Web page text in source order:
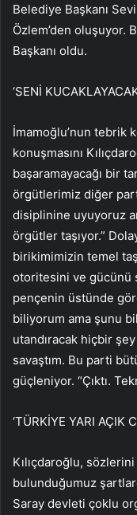
Belediye Başkanı
Özlem’den oluşuyor.
Başkanı oldu.
‘SENİ
İmamoğlu’nun tebrik
konuşmasını
başaramayacağı bir
örgütlerimiz diğer
disiplinine uyuyoruz
örgütler taşıyor.”
birikimimizin temel
otoritesini ve gücünü
pençenin üstünde
biliyorum ama şunu
utandıracak hiçbir
savaştım. Bu parti
güçleniyor. “Çıktı.
‘TÜRKİYE YARI AÇIK
Kılıçdaroğlu,
bulunduğumuz
Saray devleti çoklu